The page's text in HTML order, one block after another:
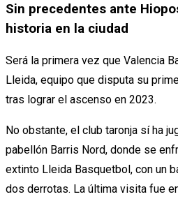
Sin precedentes ante
historia en la ciudad
Será la primera vez que Valencia
Lleida, equipo que disputa su
tras lograr el ascenso en 2023.
No obstante, el club taronja sí ha
pabellón Barris Nord, donde se
extinto Lleida Basquetbol, con un
dos derrotas. La última visita fue